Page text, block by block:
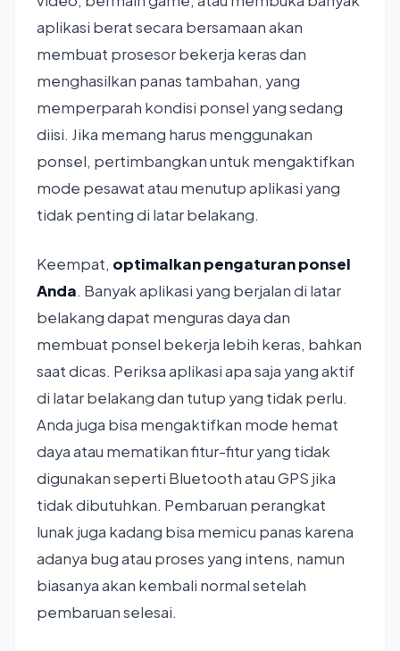
aplikasi berat secara bersamaan akan
membuat prosesor bekerja keras dan
menghasilkan panas tambahan, yang
memperparah kondisi ponsel yang sedang
diisi. Jika memang harus menggunakan
ponsel, pertimbangkan untuk mengaktifkan
mode pesawat atau menutup aplikasi yang
tidak penting di latar belakang.
Keempat, optimalkan pengaturan ponsel
Anda. Banyak aplikasi yang berjalan di latar
belakang dapat menguras daya dan
membuat ponsel bekerja lebih keras, bahkan
saat dicas. Periksa aplikasi apa saja yang aktif
di latar belakang dan tutup yang tidak perlu.
Anda juga bisa mengaktifkan mode hemat
daya atau mematikan fitur-fitur yang tidak
digunakan seperti Bluetooth atau GPS jika
tidak dibutuhkan. Pembaruan perangkat
lunak juga kadang bisa memicu panas karena
adanya bug atau proses yang intens, namun
biasanya akan kembali normal setelah
pembaruan selesai.